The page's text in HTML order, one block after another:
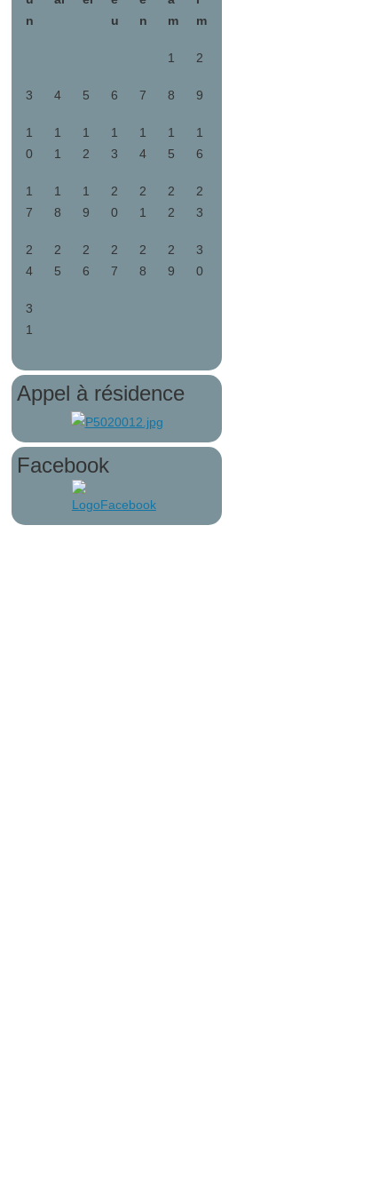
n
u
n
m
m
1 2
3 4 5 6 7 8 9
1
0
1
1
1
2
1
3
1
4
1
5
1
6
1
7
1
8
1
9
2
0
2
1
2
2
2
3
2
4
2
5
2
6
2
7
2
8
2
9
3
0
3
1
Appel à résidence
Facebook